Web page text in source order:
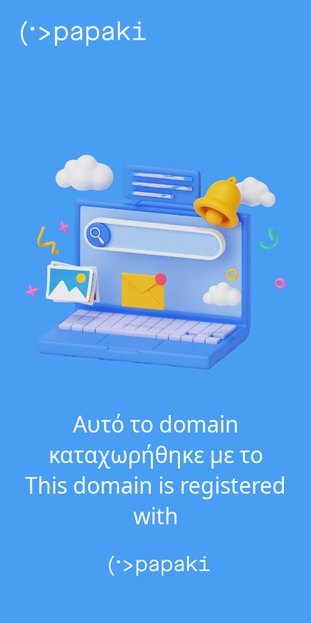
Αυτό το domain
καταχωρήθηκε με το
This domain is registered
with